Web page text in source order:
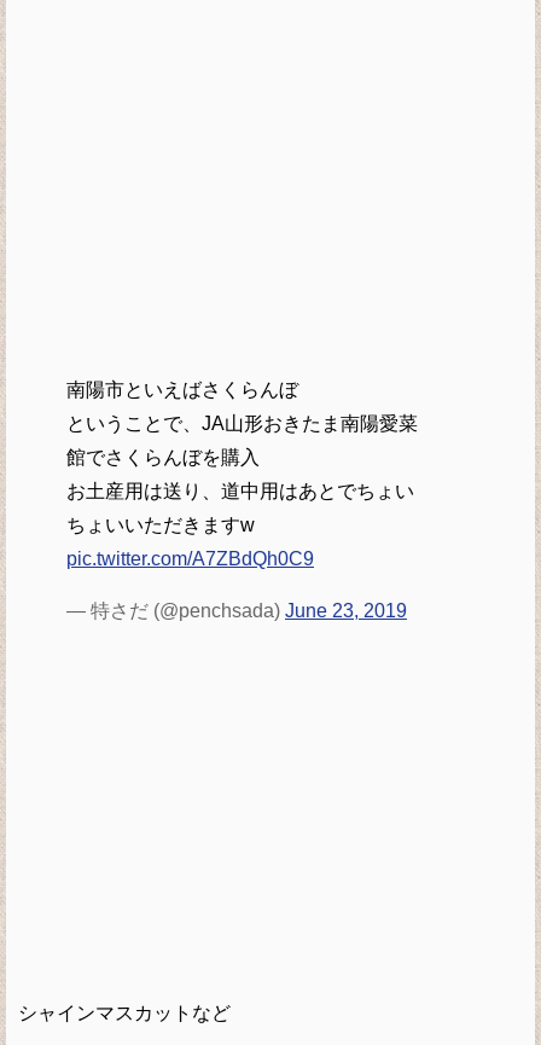
南陽市といえばさくらんぼ
ということで、JA山形おきたま南陽愛菜
館でさくらんぼを購入
お土産用は送り、道中用はあとでちょい
ちょいいただきますw
pic.twitter.com/A7ZBdQh0C9
— 特さだ (@penchsada) June 23, 2019
シャインマスカットなど